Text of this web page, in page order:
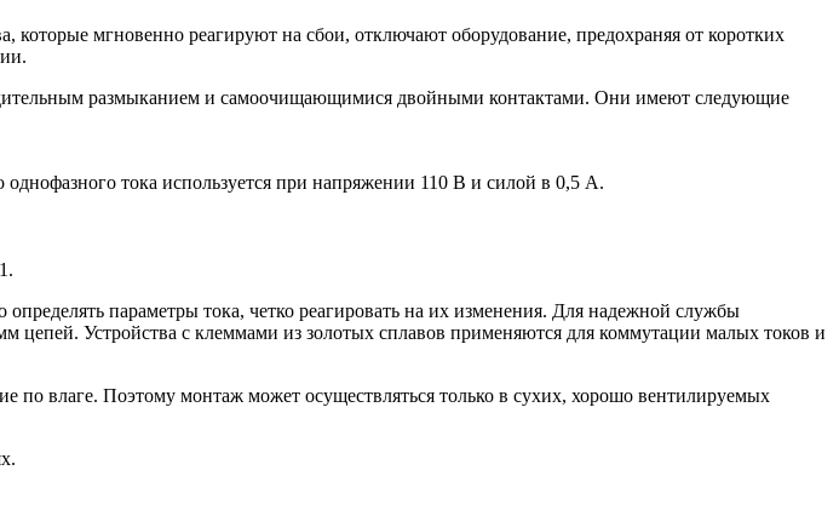
мгновенно реагируют на сбои, отключают оборудование, предохраняя от коротких
размыканием и самоочищающимися двойными контактами. Они имеют следующие
тока используется при напряжении 110 В и силой в 0,5 А.
определять параметры тока, четко реагировать на их изменения. Для надежной службы
Устройства с клеммами из золотых сплавов применяются для коммутации малых токов и
по влаге. Поэтому монтаж может осуществляться только в сухих, хорошо вентилируемых